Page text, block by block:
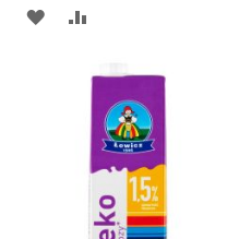
DODAJ
ŻYCZEŃ